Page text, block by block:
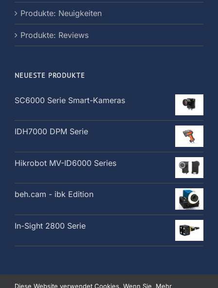
Produkte: Neuigkeiten
Produkte: Reviews
NEUESTE PRODUKTE
SC6000 Serie Smart-Kameras
IDH7000 DPM Serie
Hikrobot MV-ID6000 Series
beh.cam - ibk Edition
In-Sight 2800 Serie
Diese Website verwendet Cookies. Wenn Sie Mehr